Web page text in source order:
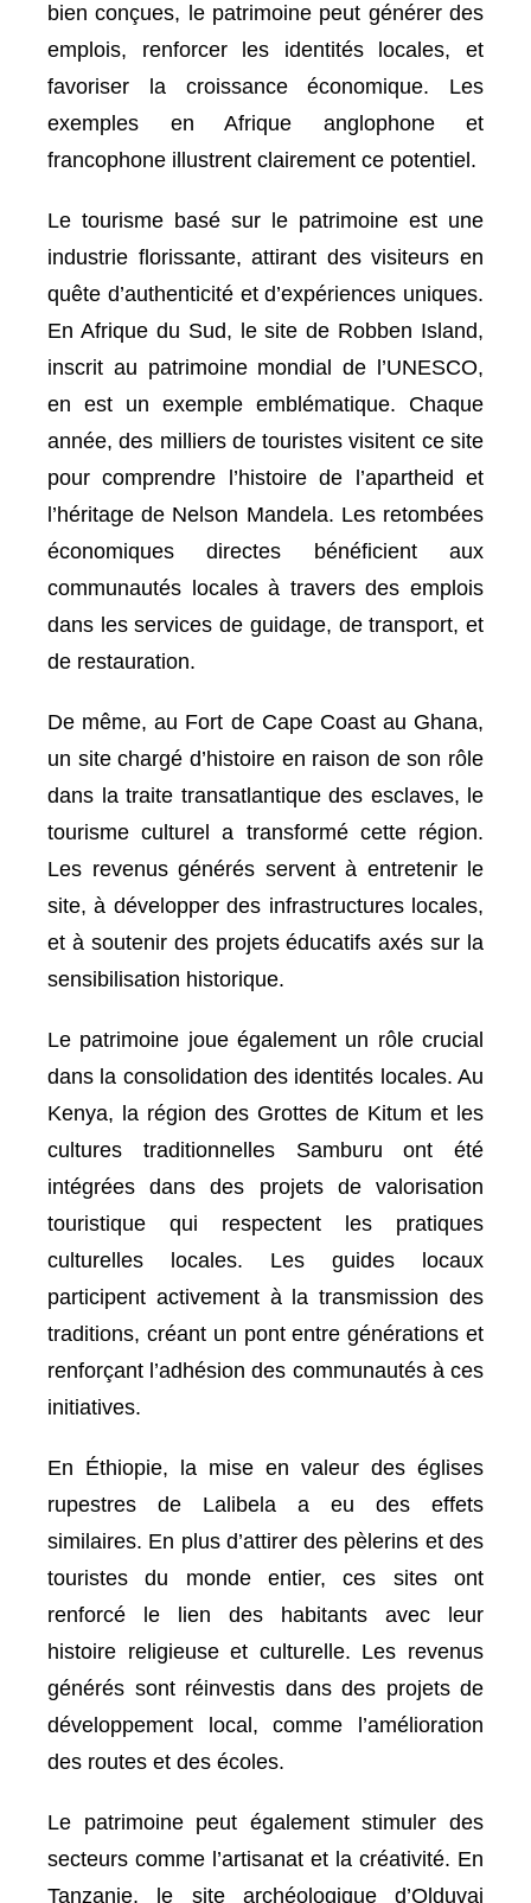
bien conçues, le patrimoine peut générer des
emplois, renforcer les identités locales, et
favoriser la croissance économique. Les
exemples en Afrique anglophone et
francophone illustrent clairement ce potentiel.
Le tourisme basé sur le patrimoine est une
industrie florissante, attirant des visiteurs en
quête d’authenticité et d’expériences uniques.
En Afrique du Sud, le site de Robben Island,
inscrit au patrimoine mondial de l’UNESCO,
en est un exemple emblématique. Chaque
année, des milliers de touristes visitent ce site
pour comprendre l’histoire de l’apartheid et
l’héritage de Nelson Mandela. Les retombées
économiques directes bénéficient aux
communautés locales à travers des emplois
dans les services de guidage, de transport, et
de restauration.
De même, au Fort de Cape Coast au Ghana,
un site chargé d’histoire en raison de son rôle
dans la traite transatlantique des esclaves, le
tourisme culturel a transformé cette région.
Les revenus générés servent à entretenir le
site, à développer des infrastructures locales,
et à soutenir des projets éducatifs axés sur la
sensibilisation historique.
Le patrimoine joue également un rôle crucial
dans la consolidation des identités locales. Au
Kenya, la région des Grottes de Kitum et les
cultures traditionnelles Samburu ont été
intégrées dans des projets de valorisation
touristique qui respectent les pratiques
culturelles locales. Les guides locaux
participent activement à la transmission des
traditions, créant un pont entre générations et
renforçant l’adhésion des communautés à ces
initiatives.
En Éthiopie, la mise en valeur des églises
rupestres de Lalibela a eu des effets
similaires. En plus d’attirer des pèlerins et des
touristes du monde entier, ces sites ont
renforcé le lien des habitants avec leur
histoire religieuse et culturelle. Les revenus
générés sont réinvestis dans des projets de
développement local, comme l’amélioration
des routes et des écoles.
Le patrimoine peut également stimuler des
secteurs comme l’artisanat et la créativité. En
Tanzanie, le site archéologique d’Olduvai